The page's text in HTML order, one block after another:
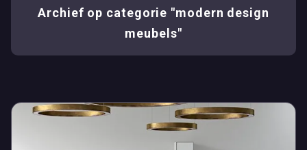
Archief op categorie "modern design
meubels"